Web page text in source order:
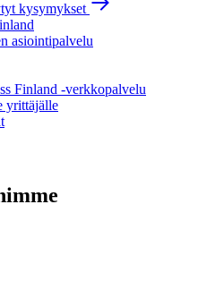
kysymykset
asiointipalvelu
Finland -verkkopalvelu
yrittäjälle